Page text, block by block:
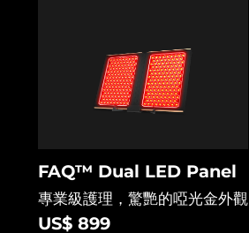
FAQ™ Dual LED Panel
專業級護理，驚艷的啞光金外觀
US$ 899